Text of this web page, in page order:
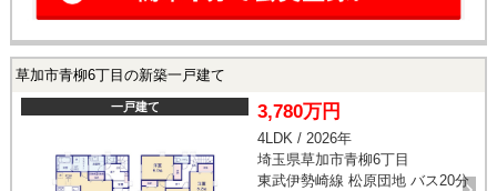
草加市青柳6丁目の新築一戸建て
一戸建て 3,780万円
4LDK / 2026年
埼玉県草加市青柳6丁目
東武伊勢崎線 松原団地 バス20分